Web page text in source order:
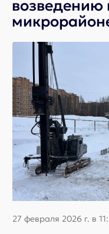
27 февраля 2026 г. в